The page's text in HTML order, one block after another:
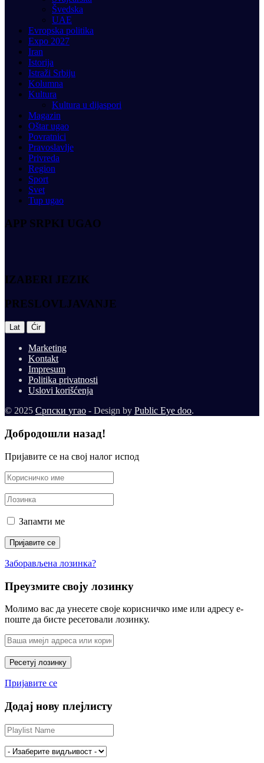
Švedska
UAE
Evropska politika
Expo 2027
Iran
Istorija
Istraži Srbiju
Kolumna
Kultura
Kultura u dijaspori
Magazin
Oštar ugao
Povratnici
Pravoslavlje
Privreda
Region
Sport
Svet
Tup ugao
APP SRPKI UGAO
IZABERI JEZIK
PRESLOVLJAVANJE
Lat | Ćir
Marketing
Kontakt
Impresum
Politika privatnosti
Uslovi korišćenja
© 2025 Српски угао - Design by Public Eye doo.
Добродошли назад!
Пријавите се на свој налог испод
Запамти ме
Заборављена лозинка?
Преузмите своју лозинку
Молимо вас да унесете своје корисничко име или адресу е-
поште да бисте ресетовали лозинку.
Пријавите се
Додај нову плејлисту